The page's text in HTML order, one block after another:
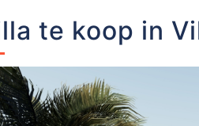
te koop in